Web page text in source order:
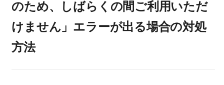
のため、しばらくの間ご利用いただ
けません」エラーが出る場合の対処
方法